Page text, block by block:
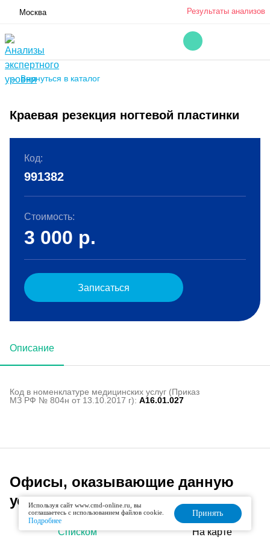
Москва Результаты анализов
← Вернуться в каталог
Краевая резекция ногтевой пластинки
Описание
Код в номенклатуре медицинских услуг (Приказ
МЗ РФ № 804н от 13.10.2017 г): A16.01.027
Код:
991382
Стоимость:
3 000 р.
Записаться
Офисы, оказывающие данную
услугу
Списком На карте
Используя сайт www.cmd-online.ru, вы
соглашаетесь с использованием файлов cookie.
Подробнее
Принять